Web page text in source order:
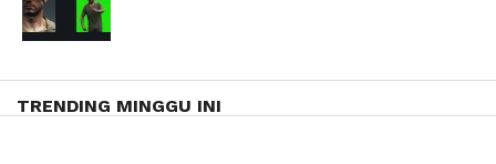
TRENDING MINGGU INI